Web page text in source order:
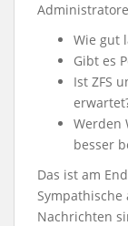
Wie gut
Gibt es
Ist ZFS
Werden
besser
Das ist am
Sympathische
Nachrichten